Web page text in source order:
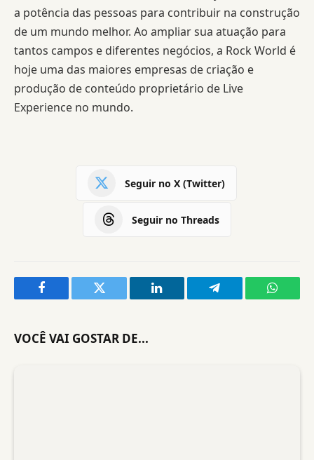
a potência das pessoas para contribuir na construção
de um mundo melhor. Ao ampliar sua atuação para
tantos campos e diferentes negócios, a Rock World é
hoje uma das maiores empresas de criação e
produção de conteúdo proprietário de Live
Experience no mundo.
Seguir no X (Twitter)
Seguir no Threads
Facebook Twitter LinkedIn Telegram
VOCÊ VAI GOSTAR DE...